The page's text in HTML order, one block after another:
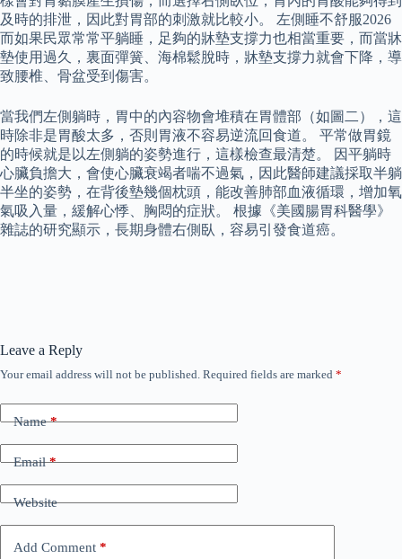
及時的排泄，因此對胃部的刺激就比較小。 左側睡不舒服2026
而如果民眾常常平躺睡，足夠的牀墊支撐力也相當重要，而當牀
墊使用過久，裏面彈簧、海棉鬆脫時，牀墊支撐力就會下降，導
致腰椎、骨盆受到傷害。
當我們左側躺時，胃中的內容物會堆積在胃體部（如圖二），這
時除非是胃酸太多，否則胃液不容易逆流回食道。 平常做胃鏡
的時候就是以左側躺的姿勢進行，這樣檢查最清楚。 因平躺時
心臟負擔大，會使心臟衰竭者喘不過氣，因此醫師建議採取半躺
半坐的姿勢，在背後墊幾個枕頭，能改善肺部血液循環，增加氧
氣吸入量，緩解心悸、胸悶的症狀。 根據《美國腸胃科醫學》
雜誌的研究顯示，長期身體右側臥，容易引發食道癌。
Leave a Reply
Your email address will not be published. Required fields are marked *
Name*
Email*
Website
Add Comment *